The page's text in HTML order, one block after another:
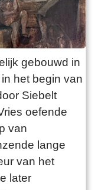
gebouwd in
het begin van
Siebelt
oefende
van
lange
van het
later